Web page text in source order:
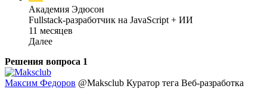
Академия Эдюсон
Fullstack-разработчик на JavaScript + ИИ
11 месяцев
Далее
Решения вопроса 1
Максим Федоров @Maksclub Куратор тега Веб-разработка